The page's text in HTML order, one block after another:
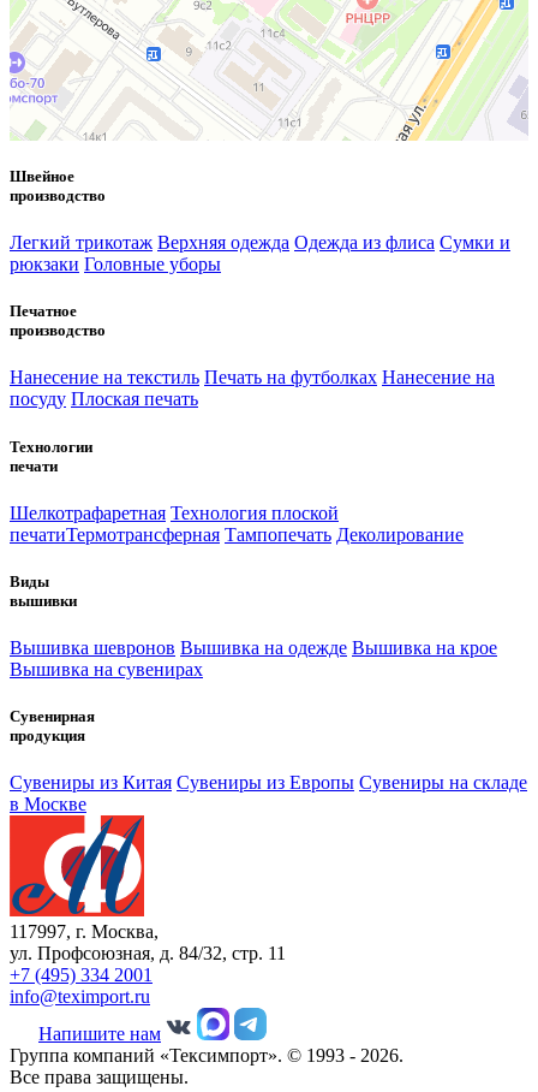
Швейное
производство
Легкий трикотаж Верхняя одежда Одежда из флиса Сумки и
рюкзаки Головные уборы
Печатное
производство
Нанесение на текстиль Печать на футболках Нанесение на
посуду Плоская печать
Технологии
печати
Шелкотрафаретная Технология плоской
печатиТермотрансферная Тампопечать Деколирование
Виды
вышивки
Вышивка шевронов Вышивка на одежде Вышивка на крое
Вышивка на сувенирах
Сувенирная
продукция
Сувениры из Китая Сувениры из Европы Сувениры на складе
в Москве
117997, г. Москва,
ул. Профсоюзная, д. 84/32, стр. 11
+7 (495) 334 2001
info@teximport.ru
Напишите нам
Группа компаний «Тексимпорт». © 1993 - 2026.
Все права защищены.